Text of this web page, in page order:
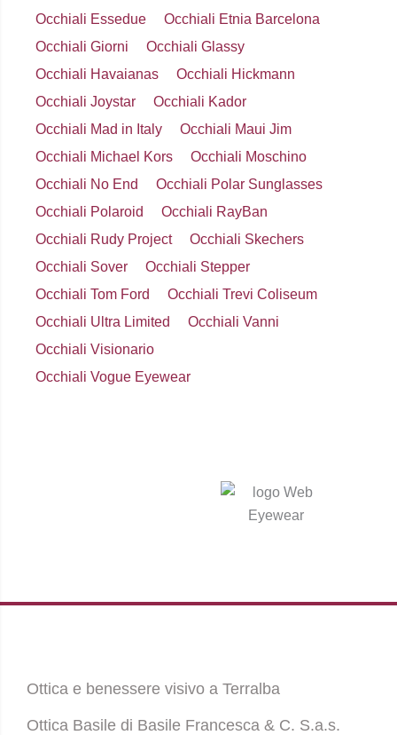
Occhiali Essedue
Occhiali Etnia Barcelona
Occhiali Giorni
Occhiali Glassy
Occhiali Havaianas
Occhiali Hickmann
Occhiali Joystar
Occhiali Kador
Occhiali Mad in Italy
Occhiali Maui Jim
Occhiali Michael Kors
Occhiali Moschino
Occhiali No End
Occhiali Polar Sunglasses
Occhiali Polaroid
Occhiali RayBan
Occhiali Rudy Project
Occhiali Skechers
Occhiali Sover
Occhiali Stepper
Occhiali Tom Ford
Occhiali Trevi Coliseum
Occhiali Ultra Limited
Occhiali Vanni
Occhiali Visionario
Occhiali Vogue Eyewear
Ottica e benessere visivo a Terralba
Ottica Basile di Basile Francesca & C. S.a.s.